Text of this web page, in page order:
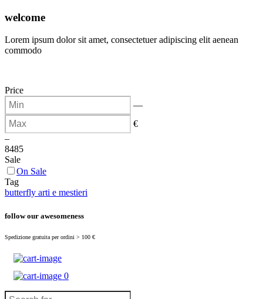
welcome
Lorem ipsum dolor sit amet, consectetuer adipiscing elit aenean
commodo
Price
—
€
–
8485
Sale
On Sale
Tag
butterfly arti e mestieri
follow our awesomeness
Spedizione gratuita per ordini > 100 €
0